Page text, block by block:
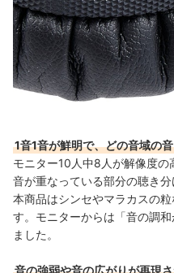
1音1音が鮮明で、どの音域の
モニター10人中8人が解像度の
音が重なっている部分の聴き
本商品はシンセやマラカスの
す。モニターからは「音の調
ました。
音の強弱や音の広がりが再現